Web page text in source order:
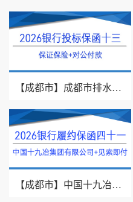
【成都市】成都市排水有限责任公司/投标保证保险/2026银行投标保函十三
【成都市】中国十九冶集团有限公司/见索即付/2026年银行履约保函四十一